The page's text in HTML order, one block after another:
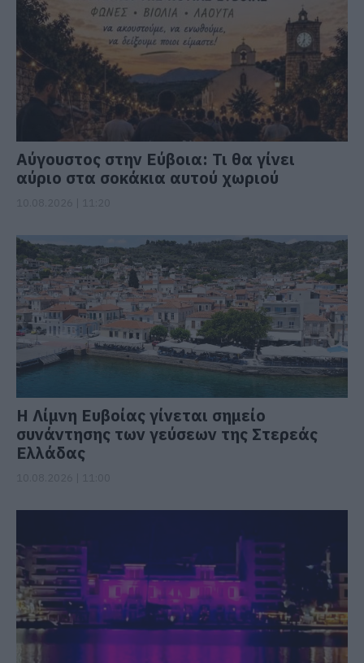
Αύγουστος στην Εύβοια: Τι θα γίνει
αύριο στα σοκάκια αυτού χωριού
Η Λίμνη Ευβοίας γίνεται σημείο
συνάντησης των γεύσεων της Στερεάς
Ελλάδας